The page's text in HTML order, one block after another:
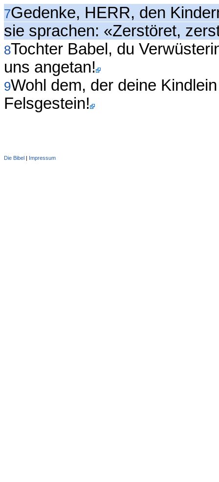
7Gedenke, HERR, den
sie sprachen: «Zerstöret,
8Tochter Babel, du
uns angetan!
9Wohl dem, der deine
Felsgestein!
Die Bibel | Impressum